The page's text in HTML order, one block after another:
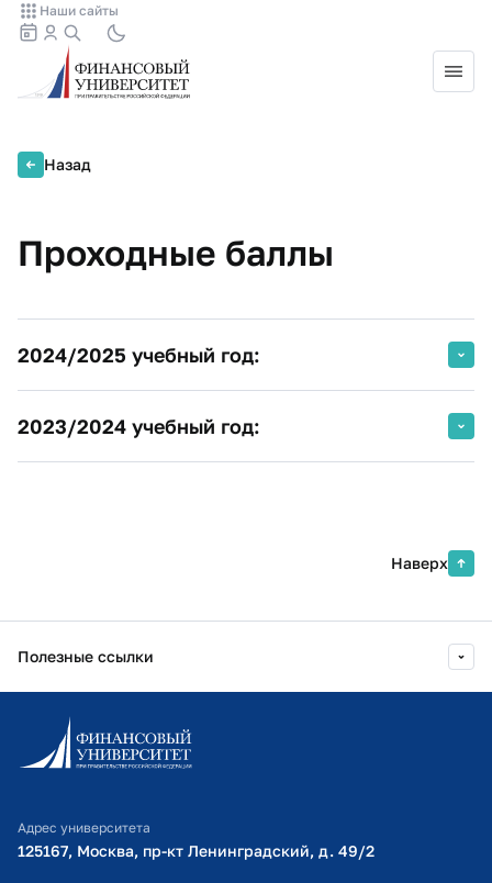
Наши сайты
Назад
Проходные баллы
2024/2025 учебный год:
Вступительное испытание
Русский язык
Математика
Обществознание
Иностранный язык
2023/2024 учебный год:
Профиль
Алтайский филиал ФГОБУ ВО «Финансовый университет
при Правительстве Российской Федерации»
Финансовый менеджмент
Наверх
Полезные ссылки
Информационно-образовательный портал
Личный кабинет поступающего
Оплата обучения
Адрес университета
125167, Москва, пр-кт Ленинградский, д. 49/2​